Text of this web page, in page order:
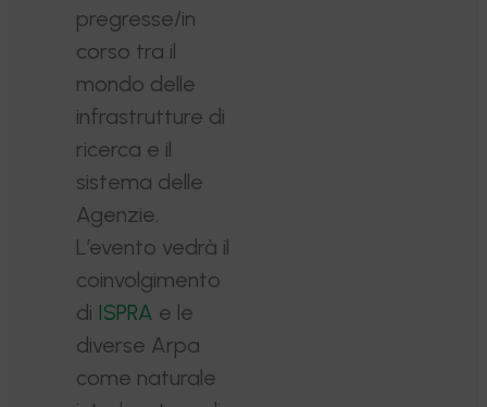
pregresse/in
corso tra il
mondo delle
infrastrutture di
ricerca e il
sistema delle
Agenzie.
L’evento vedrà il
coinvolgimento
di ISPRA e le
diverse Arpa
come naturale